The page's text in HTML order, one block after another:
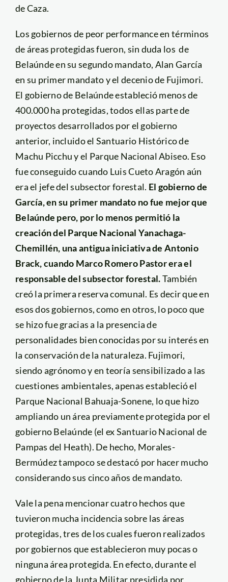
de Caza.
Los gobiernos de peor performance en términos
de áreas protegidas fueron, sin duda los de
Belaúnde en su segundo mandato, Alan García
en su primer mandato y el decenio de Fujimori.
El gobierno de Belaúnde estableció menos de
400.000 ha protegidas, todos ellas parte de
proyectos desarrollados por el gobierno
anterior, incluido el Santuario Histórico de
Machu Picchu y el Parque Nacional Abiseo. Eso
fue conseguido cuando Luis Cueto Aragón aún
era el jefe del subsector forestal. El gobierno de
García, en su primer mandato no fue mejor que
Belaúnde pero, por lo menos permitió la
creación del Parque Nacional Yanachaga-
Chemillén, una antigua iniciativa de Antonio
Brack, cuando Marco Romero Pastor era el
responsable del subsector forestal.También
creó la primera reserva comunal. Es decir que en
esos dos gobiernos, como en otros, lo poco que
se hizo fue gracias a la presencia de
personalidades bien conocidas por su interés en
la conservación de la naturaleza. Fujimori,
siendo agrónomo y en teoría sensibilizado a las
cuestiones ambientales, apenas estableció el
Parque Nacional Bahuaja-Sonene, lo que hizo
ampliando un área previamente protegida por el
gobierno Belaúnde (el ex Santuario Nacional de
Pampas del Heath). De hecho, Morales-
Bermúdez tampoco se destacó por hacer mucho
considerando sus cinco años de mandato.
Vale la pena mencionar cuatro hechos que
tuvieron mucha incidencia sobre las áreas
protegidas, tres de los cuales fueron realizados
por gobiernos que establecieron muy pocas o
ninguna área protegida. En efecto, durante el
gobierno de la Junta Militar presidida por